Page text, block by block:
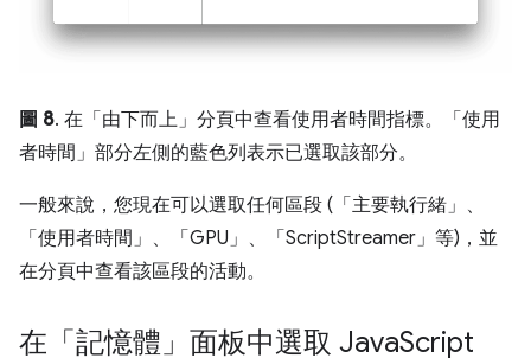
圖 8. 在「由下而上」 分頁中查看使用者時間指標。「使用
者時間」 部分左側的藍色列表示已選取該部分。
一般來說，您現在可以選取任何區段 (「主要執行緒」 、
「使用者時間」 、「GPU」 、「ScriptStreamer」 等)，並
在分頁中查看該區段的活動。
在「記憶體」面板中選取 JavaScript